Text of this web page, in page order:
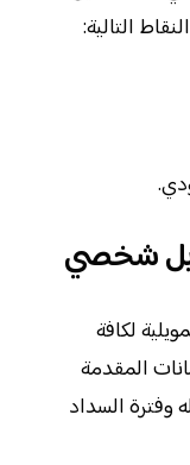
التالية:
شخصي
لكافة
المقدمة
وفترة السداد